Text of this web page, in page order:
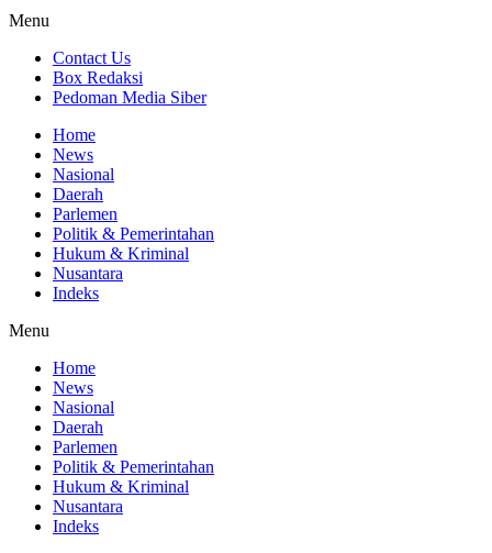
Menu
Contact Us
Box Redaksi
Pedoman Media Siber
Home
News
Nasional
Daerah
Parlemen
Politik & Pemerintahan
Hukum & Kriminal
Nusantara
Indeks
Menu
Home
News
Nasional
Daerah
Parlemen
Politik & Pemerintahan
Hukum & Kriminal
Nusantara
Indeks